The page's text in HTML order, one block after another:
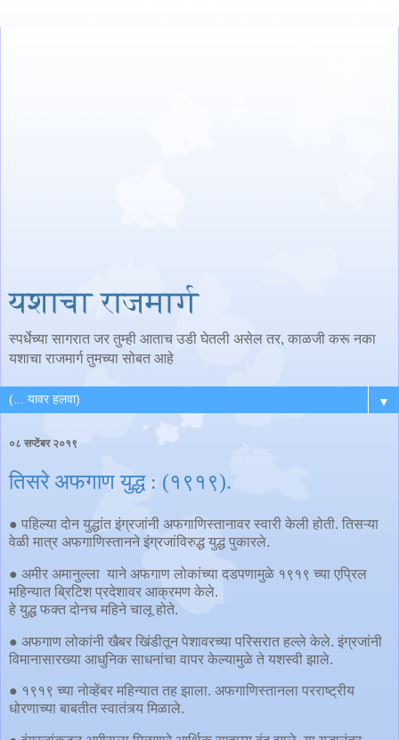
यशाचा राजमार्ग
स्पर्धेच्या सागरात जर तुम्ही आताच उडी घेतली असेल तर, काळजी करू नका
यशाचा राजमार्ग तुमच्या सोबत आहे
▼
०८ सप्टेंबर २०१९
तिसरे अफगाण युद्ध : (१९१९).
● पहिल्या दोन युद्धांत इंग्रजांनी अफगाणिस्तानावर स्वारी केली होती. तिसऱ्या
वेळी मात्र अफगाणिस्तानने इंग्रजांविरुद्ध युद्ध पुकारले.
● अमीर अमानुल्ला याने अफगाण लोकांच्या दडपणामुळे १९१९ च्या एप्रिल
महिन्यात ब्रिटिश प्रदेशावर आक्रमण केले.
हे युद्ध फक्त दोनच महिने चालू होते.
● अफगाण लोकांनी खैबर खिंडीतून पेशावरच्या परिसरात हल्ले केले. इंग्रजांनी
विमानासारख्या आधुनिक साधनांचा वापर केल्यामुळे ते यशस्वी झाले.
● १९१९ च्या नोव्हेंबर महिन्यात तह झाला. अफगाणिस्तानला परराष्ट्रीय
धोरणाच्या बाबतीत स्वातंत्र्य मिळाले.